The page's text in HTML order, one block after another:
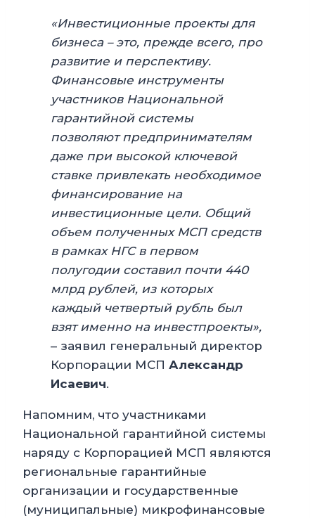
«Инвестиционные проекты для
бизнеса – это, прежде всего, про
развитие и перспективу.
Финансовые инструменты
участников Национальной
гарантийной системы
позволяют предпринимателям
даже при высокой ключевой
ставке привлекать необходимое
финансирование на
инвестиционные цели. Общий
объем полученных МСП средств
в рамках НГС в первом
полугодии составил почти 440
млрд рублей, из которых
каждый четвертый рубль был
взят именно на инвестпроекты»,
– заявил генеральный директор
Корпорации МСП Александр
Исаевич.
Напомним, что участниками
Национальной гарантийной системы
наряду с Корпорацией МСП являются
региональные гарантийные
организации и государственные
(муниципальные) микрофинансовые